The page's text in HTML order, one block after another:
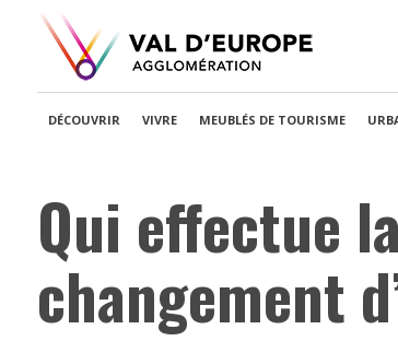
DÉCOUVRIR VIVRE MEUBLÉS DE TOURISME
Qui effectue
changement